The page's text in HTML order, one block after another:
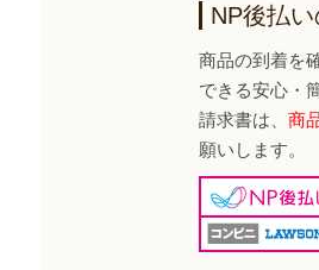
NP後払
商品の到着を
できる安心・
請求書は、 商
願いします。